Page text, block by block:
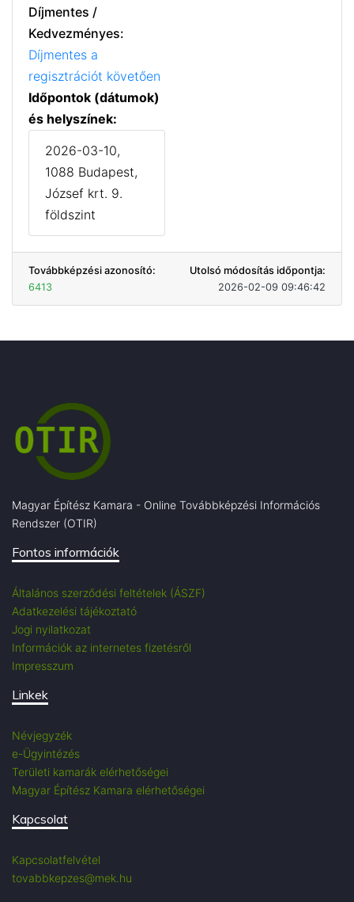
Díjmentes /
Kedvezményes:
Díjmentes a
regisztrációt követően
Időpontok (dátumok)
és helyszínek:
2026-03-10,
1088 Budapest,
József krt. 9.
földszint
Továbbképzési azonosító:
6413
Utolsó módosítás időpontja:
2026-02-09 09:46:42
Magyar Építész Kamara - Online Továbbképzési Információs
Rendszer (OTIR)
Fontos információk
Általános szerződési feltételek (ÁSZF)
Adatkezelési tájékoztató
Jogi nyilatkozat
Információk az internetes fizetésről
Impresszum
Linkek
Névjegyzék
e-Ügyintézés
Területi kamarák elérhetőségei
Magyar Építész Kamara elérhetőségei
Kapcsolat
Kapcsolatfelvétel
tovabbkepzes@mek.hu